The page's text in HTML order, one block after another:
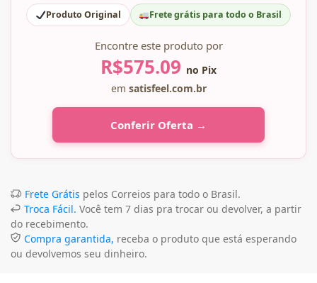
Produto Original Frete grátis para todo o Brasil
Encontre este produto por
R$575.09 no Pix
em satisfeel.com.br
Conferir Oferta →
Frete Grátis pelos Correios para todo o Brasil.
Troca Fácil. Você tem 7 dias pra trocar ou devolver, a partir
do recebimento.
Compra garantida, receba o produto que está esperando
ou devolvemos seu dinheiro.